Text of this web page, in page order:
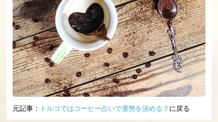
元記事： トルコではコーヒー占いで運勢を決める？ に戻る